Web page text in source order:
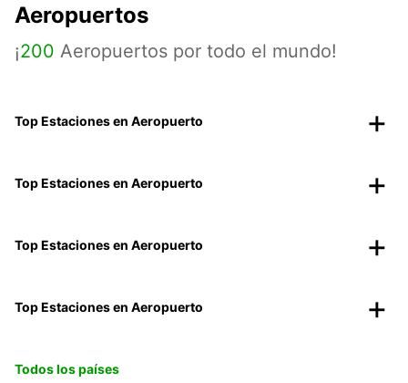
Aeropuertos
¡200 Aeropuertos por todo el mundo!
Top Estaciones en Aeropuerto
Top Estaciones en Aeropuerto
Top Estaciones en Aeropuerto
Top Estaciones en Aeropuerto
Todos los países